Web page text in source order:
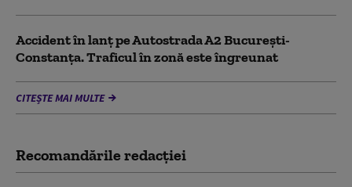
Accident în lanț pe Autostrada A2 București-
Constanța. Traficul în zonă este îngreunat
CITEȘTE MAI MULTE
Recomandările redacţiei